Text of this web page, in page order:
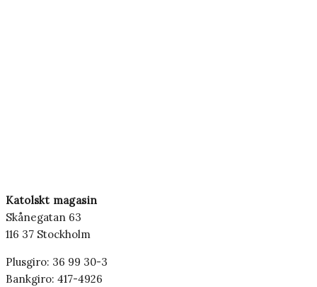
Katolskt magasin
Skånegatan 63
116 37 Stockholm
Plusgiro: 36 99 30-3
Bankgiro: 417-4926